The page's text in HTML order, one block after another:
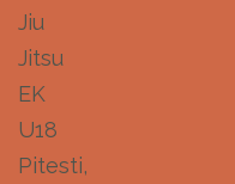
Jiu
Jitsu
EK
U18
Pitesti,